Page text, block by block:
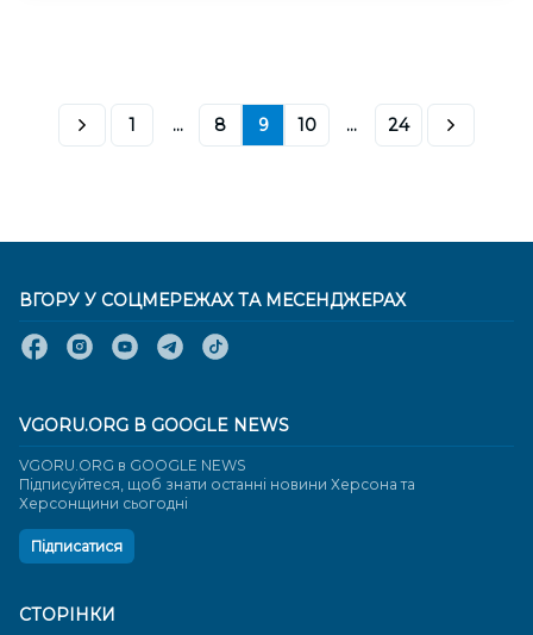
1 ... 8 9 10 ... 24
СТОРІНКИ
ВГОРУ У СОЦМЕРЕЖАХ ТА МЕСЕНДЖЕРАХ
VGORU.ORG В GOOGLE NEWS
VGORU.ORG в GOOGLE NEWS
Підписуйтеся, щоб знати останні новини Херсона та
Херсонщини сьогодні
Підписатися